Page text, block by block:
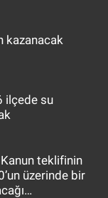
kazanacak
ilçede su
Kanun teklifinin
üzerinde bir